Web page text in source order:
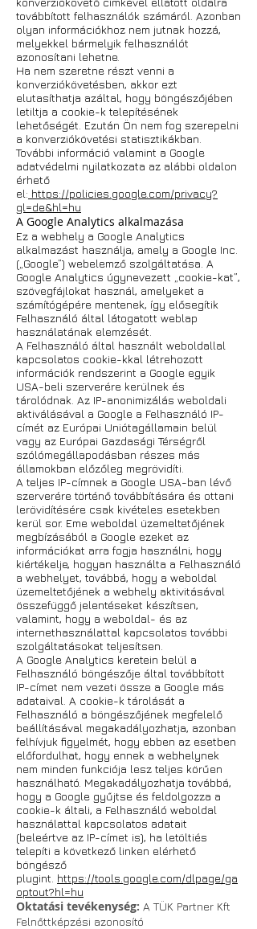
továbbított felhasználók számáról. Azonban
olyan információkhoz nem jutnak hozzá,
melyekkel bármelyik felhasználót
azonosítani lehetne.
Ha nem szeretne részt venni a
konverziókövetésben, akkor ezt
elutasíthatja azáltal, hogy böngészőjében
letiltja a cookie-k telepítésének
lehetőségét. Ezután Ön nem fog szerepelni
a konverziókövetési statisztikákban.
További információ valamint a Google
adatvédelmi nyilatkozata az alábbi oldalon
érhető
el: https://policies.google.com/privacy?
gl=de&hl=hu
A Google Analytics alkalmazása
Ez a webhely a Google Analytics
alkalmazást használja, amely a Google Inc.
(„Google”) webelemző szolgáltatása. A
Google Analytics úgynevezett „cookie-kat”,
szövegfájlokat használ, amelyeket a
számítógépére mentenek, így elősegítik
Felhasználó által látogatott weblap
használatának elemzését.
A Felhasználó által használt weboldallal
kapcsolatos cookie-kkal létrehozott
információk rendszerint a Google egyik
USA-beli szerverére kerülnek és
tárolódnak. Az IP-anonimizálás weboldali
aktiválásával a Google a Felhasználó IP-
címét az Európai Uniótagállamain belül
vagy az Európai Gazdasági Térségről
szólómegállapodásban részes más
államokban előzőleg megrövidíti.
A teljes IP-címnek a Google USA-ban lévő
szerverére történő továbbítására és ottani
lerövidítésére csak kivételes esetekben
kerül sor. Eme weboldal üzemeltetőjének
megbízásából a Google ezeket az
információkat arra fogja használni, hogy
kiértékelje, hogyan használta a Felhasználó
a webhelyet, továbbá, hogy a weboldal
üzemeltetőjének a webhely aktivitásával
összefüggő jelentéseket készítsen,
valamint, hogy a weboldal- és az
internethasználattal kapcsolatos további
szolgáltatásokat teljesítsen.
A Google Analytics keretein belül a
Felhasználó böngészője által továbbított
IP-címet nem vezeti össze a Google más
adataival. A cookie-k tárolását a
Felhasználó a böngészőjének megfelelő
beállításával megakadályozhatja, azonban
felhívjuk figyelmét, hogy ebben az esetben
előfordulhat, hogy ennek a webhelynek
nem minden funkciója lesz teljes körűen
használható. Megakadályozhatja továbbá,
hogy a Google gyűjtse és feldolgozza a
cookie-k általi, a Felhasználó weboldal
használattal kapcsolatos adatait
(beleértve az IP-címet is), ha letöltiés
telepíti a következő linken elérhető
böngésző
plugint. https://tools.google.com/dlpage/ga
optout?hl=hu
Oktatási tevékenység: A TÜK Partner Kft
Felnőttképzési azonosító